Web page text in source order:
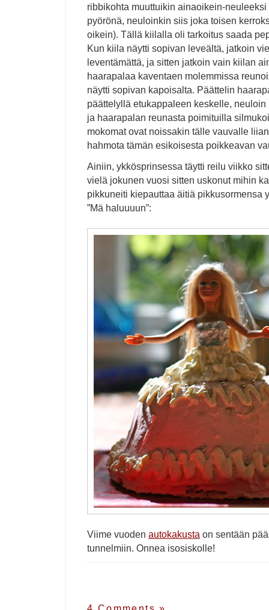
ribbikohta muuttuikin ainaoikein-neuleeksi
pyörönä, neuloinkin siis joka toisen
oikein). Tällä kiilalla oli tarkoitus saada
Kun kiila näytti sopivan leveältä, jatkoin
leventämättä, ja sitten jatkoin vain kiilan
haarapalaa kaventaen molemmissa
näytti sopivan kapoisalta. Päättelin
päättelyllä etukappaleen keskelle,
ja haarapalan reunasta poimituilla
mokomat ovat noissakin tälle vauvalle
hahmota tämän esikoisesta poikkeavan
Ainiin, ykkösprinsessa täytti reilu viikko
vielä jokunen vuosi sitten uskonut mihin
pikkuneiti kiepauttaa äitiä pikkusormensa
”Mä haluuuun”:
Viime vuoden autokakusta on sentään
tunnelmiin. Onnea isosiskolle!